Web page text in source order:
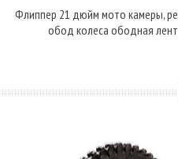
Флиппер 21 дюйм мото камеры,
обод колеса ободная